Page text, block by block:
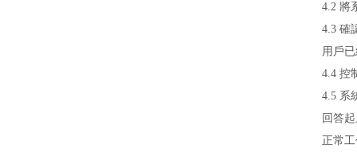
4.2 將
4.3 確
用戶
4.4 控
4.5 系
回答
正常